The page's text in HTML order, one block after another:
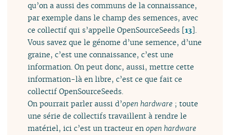
qu’on a aussi des communs de la connaissance,
par exemple dans le champ des semences, avec
ce collectif qui s’appelle OpenSourceSeeds [13].
Vous savez que le génome d’une semence, d’une
graine, c’est une connaissance, c’est une
information. On peut donc, aussi, mettre cette
information-là en libre, c’est ce que fait ce
collectif OpenSourceSeeds.
On pourrait parler aussi d’open hardware ; toute
une série de collectifs travaillent à rendre le
matériel, ici c’est un tracteur enopen hardware